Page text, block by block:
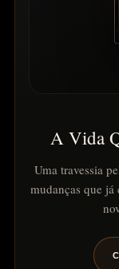
A Vida
Uma travessia
mudanças que já